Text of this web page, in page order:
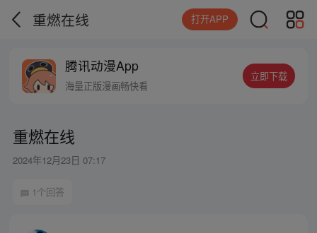
重燃在线 打开APP
腾讯动漫App
海量正版漫画畅快看
立即下载
重燃在线
2024年12月23日 07:17
1个回答